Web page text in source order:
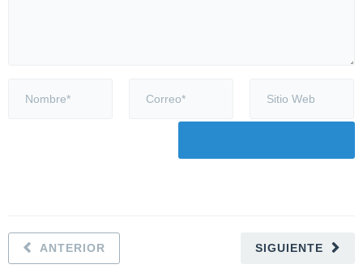
SIGUIENTE
ANTERIOR